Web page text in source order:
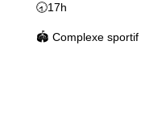
🕣17h
🏟️ Complexe sportif